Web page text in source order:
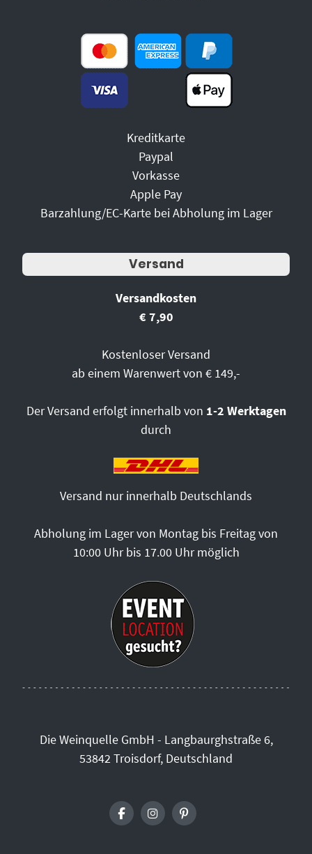
Kreditkarte
Paypal
Vorkasse
Apple Pay
Barzahlung/EC-Karte bei Abholung im Lager
Versand
Versandkosten
€ 7,90
Kostenloser Versand
ab einem Warenwert von € 149,-
Der Versand erfolgt innerhalb von 1-2 Werktagen
durch
Versand nur innerhalb Deutschlands
Abholung im Lager von Montag bis Freitag von
10:00 Uhr bis 17.00 Uhr möglich
Die Weinquelle GmbH - Langbaurghstraße 6,
53842 Troisdorf, Deutschland